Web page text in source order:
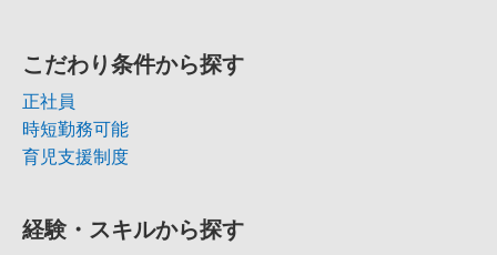
こだわり条件から探す
正社員
時短勤務可能
育児支援制度
経験・スキルから探す